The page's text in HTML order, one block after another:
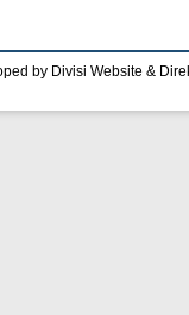
by Divisi Website &